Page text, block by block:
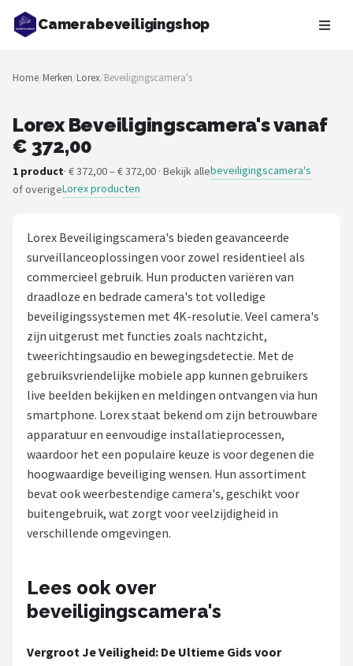
Camerabeveiligingshop
Zoeken
NAVIGATIE
Merken
Blog
Camera Deurbellen
NAS
Shop
POPULAIRE MERKEN
Eufy
Home-Locking
Reolink
EZVIZ
TP-Link
Home/Merken/Lorex/Beveiligingscamera's
Lorex Beveiligingscamera's vanaf
€ 372,00
1 product· € 372,00 – € 372,00 · Bekijk allebeveiligingscamera's
of overigeLorex producten
Lorex Beveiligingscamera's bieden geavanceerde
surveillanceoplossingen voor zowel residentieel als
commercieel gebruik. Hun producten variëren van
draadloze en bedrade camera's tot volledige
beveiligingssystemen met 4K-resolutie. Veel camera's
zijn uitgerust met functies zoals nachtzicht,
tweerichtingsaudio en bewegingsdetectie. Met de
gebruiksvriendelijke mobiele app kunnen gebruikers
live beelden bekijken en meldingen ontvangen via hun
smartphone. Lorex staat bekend om zijn betrouwbare
apparatuur en eenvoudige installatieprocessen,
waardoor het een populaire keuze is voor degenen die
hoogwaardige beveiliging wensen. Hun assortiment
bevat ook weerbestendige camera's, geschikt voor
buitengebruik, wat zorgt voor veelzijdigheid in
verschillende omgevingen.
Lees ook over
beveiligingscamera's
Vergroot Je Veiligheid: De Ultieme Gids voor